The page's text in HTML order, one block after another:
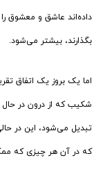
داده‌اند عاشق‌ و معشوق
بگذارند، بیشتر می‌شود.
اما یک بروز یک اتفاق
شکیب که از درون در حال
تبدیل ‌می‌شود، این در
که در آن هر چیزی که